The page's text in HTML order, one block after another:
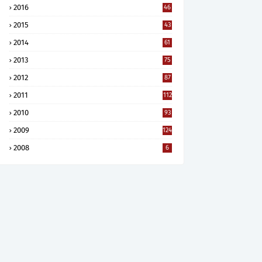
2016 46
2015 43
2014 61
2013 75
2012 87
2011 112
2010 93
2009 124
2008 6